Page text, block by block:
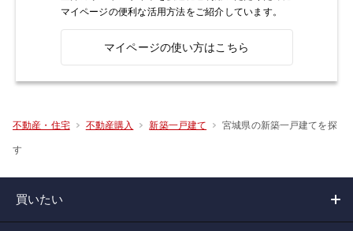
マイページの便利な活用方法をご紹介しています。
マイページの使い方はこちら
不動産・住宅 不動産購入 新築一戸建て 宮城県の新築一戸建てを探
す
買いたい